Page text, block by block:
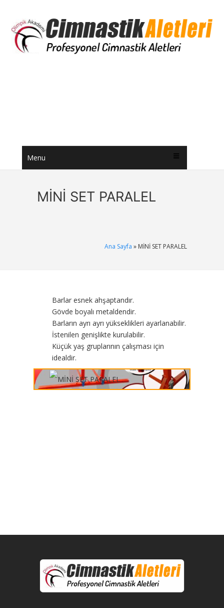
Menu
MİNİ SET PARALEL
Ana Sayfa » MİNİ SET PARALEL
Barlar esnek ahşaptandır.
Gövde boyalı metaldendir.
Barların ayrı ayrı yükseklikleri ayarlanabilir.
İstenilen genişlikte kurulabilir.
Küçük yaş gruplarının çalışması için
idealdir.